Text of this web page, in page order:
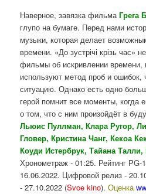
Наверное, завязка фильмаГрега
глупо на бумаге. Перед нами
музыки, которая делает
времени. «До зустрічі крізь час»
фильмы об искривлении времени,
используют метод проб и ошибок,
ситуацию. Однако есть одно
герой помнит все моменты, когда
о том, что с ним произойдёт в
Льюис Пуллман, Клара Ругор,
Гловер, Кристина Чанг, Кекоа
Коуди Истербрук, Тайана
Хронометраж - 01:25. Рейтинг
16.06.2022. Цифровой релиз -
- 27.10.2022 (Svoe kino).Оценка